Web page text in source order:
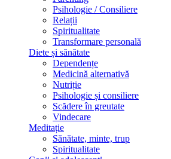
Psihologie / Consiliere
Relații
Spiritualitate
Transformare personală
Diete și sănătate
Dependențe
Medicină alternativă
Nutriție
Psihologie și consiliere
Scădere în greutate
Vindecare
Meditație
Sănătate, minte, trup
Spiritualitate